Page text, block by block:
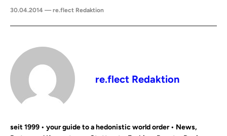
30.04.2014 — re.flect Redaktion
re.flect Redaktion
seit 1999 • your guide to a hedonistic world order • News,